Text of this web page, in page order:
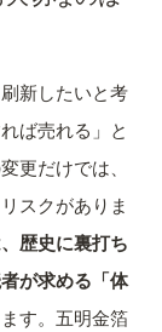
新したいと考
ば売れる」と
更だけでは、
スクがありま
歴史に裏打ち
が求める「体
す。五明金箔